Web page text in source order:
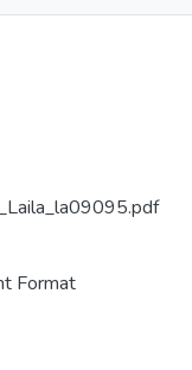
Format